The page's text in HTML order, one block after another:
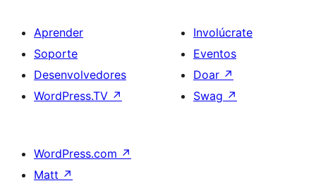
Aprender
Soporte
Desenvolvedores
WordPress.TV ↗
Involúcrate
Eventos
Doar ↗
Swag ↗
WordPress.com ↗
Matt ↗